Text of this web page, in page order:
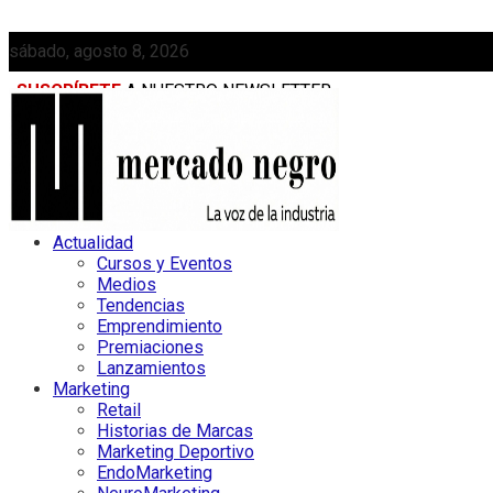
sábado, agosto 8, 2026
SUSCRÍBETE A NUESTRO NEWSLETTER
MEDIAKIT
Actualidad
Cursos y Eventos
Medios
Tendencias
Emprendimiento
Premiaciones
Lanzamientos
Marketing
Retail
Historias de Marcas
Marketing Deportivo
EndoMarketing